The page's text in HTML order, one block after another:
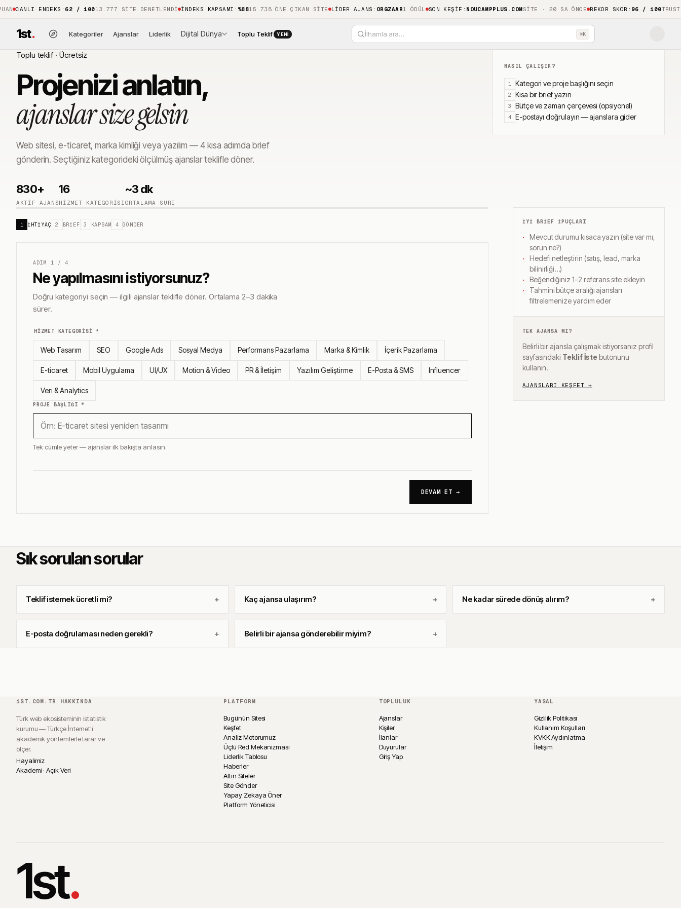
CANLI ENDEKS:62 / 10013.777 SITE DENETLENDI İNDEKS KAPSAMI:%8815.738 ÖNE ÇIKAN SITE LIDER AJANS:ORGZAAR1 ÖDÜL SON KEŞIF:NOUCAMPPLUS.COMSITE · 20 SA ÖNCE REKOR SKOR:96 / 100
1st. Kategoriler Ajanslar Liderlik Dijital Dünya Toplu Teklif YENI İlhamla ara… ⌘K
Toplu teklif · Ücretsiz
Projenizi anlatın,
ajanslar size gelsin
Web sitesi, e-ticaret, marka kimliği veya yazılım — 4 kısa adımda brief
gönderin. Seçtiğiniz kategorideki ölçülmüş ajanslar teklifle döner.
830+
AKTIF AJANS
16
HIZMET KATEGORISI
~3 dk
ORTALAMA SÜRE
NASIL ÇALIŞIR?
1 Kategori ve proje başlığını seçin
2 Kısa bir brief yazın
3 Bütçe ve zaman çerçevesi (opsiyonel)
4 E-postayı doğrulayın — ajanslara gider
1 İHTIYAÇ 2 BRIEF 3 KAPSAM 4 GÖNDER
ADIM 1 / 4
Ne yapılmasını istiyorsunuz?
Doğru kategoriyi seçin — ilgili ajanslar teklifle döner. Ortalama 2–3 dakika
sürer.
HIZMET KATEGORISI *
Web Tasarım SEO Google Ads Sosyal Medya Performans Pazarlama Marka & Kimlik İçerik Pazarlama
E-ticaret Mobil Uygulama UI/UX Motion & Video PR & İletişim Yazılım Geliştirme E-Posta & SMS Influencer
Veri & Analytics
PROJE BAŞLIĞI *
Tek cümle yeter — ajanslar ilk bakışta anlasın.
DEVAM ET →
İYI BRIEF IPUÇLARI
Mevcut durumu kısaca yazın (site var mı,
sorun ne?)
Hedefi netleştirin (satış, lead, marka
bilinirliği…)
Beğendiğiniz 1–2 referans site ekleyin
Tahmini bütçe aralığı ajansları
filtrelemenize yardım eder
TEK AJANSA MI?
Belirli bir ajansla çalışmak istiyorsanız profil
sayfasındaki Teklif İste butonunu
kullanın.
AJANSLARI KEŞFET →
Sık sorulan sorular
Teklif istemek ücretli mi? Kaç ajansa ulaşırım? Ne kadar sürede dönüş alırım?
E-posta doğrulaması neden gerekli? Belirli bir ajansa gönderebilir miyim?
1ST.COM.TR HAKKINDA
Türk web ekosisteminin istatistik
kurumu — Türkçe İnternet'i
akademik yöntemlerle tarar ve
ölçer.
Hayalimiz
Akademi · Açık Veri
PLATFORM
Bugünün Sitesi
Keşfet
Analiz Motorumuz
Üçlü Red Mekanizması
Liderlik Tablosu
Haberler
Altın Siteler
Site Gönder
Yapay Zekaya Öner
Platform Yöneticisi
TOPLULUK
Ajanslar
Kişiler
İlanlar
Duyurular
Giriş Yap
YASAL
Gizlilik Politikası
Kullanım Koşulları
KVKK Aydınlatma
İletişim
1st.